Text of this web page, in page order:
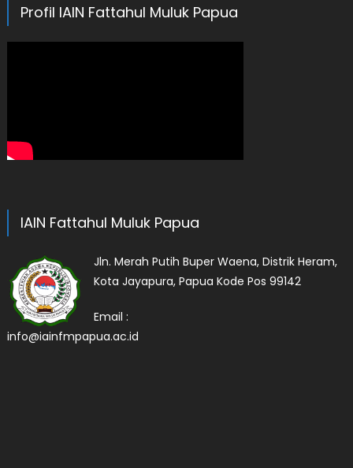
Profil IAIN Fattahul Muluk Papua
IAIN Fattahul Muluk Papua
Jln. Merah Putih Buper Waena, Distrik Heram,
Kota Jayapura, Papua Kode Pos 99142
Email :
info@iainfmpapua.ac.id